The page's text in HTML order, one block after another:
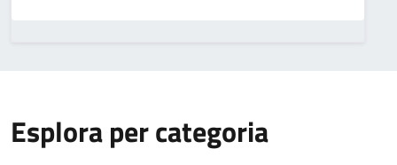
Esplora per categoria